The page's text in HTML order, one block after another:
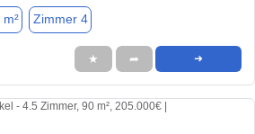
Zimmer 4
★ ➦ ➜